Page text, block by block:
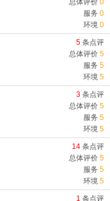
总体评价 0
服务 0
环境 0
5 条点评
总体评价 5
服务 5
环境 5
3 条点评
总体评价 5
服务 5
环境 5
14 条点评
总体评价 5
服务 5
环境 5
1 条点评